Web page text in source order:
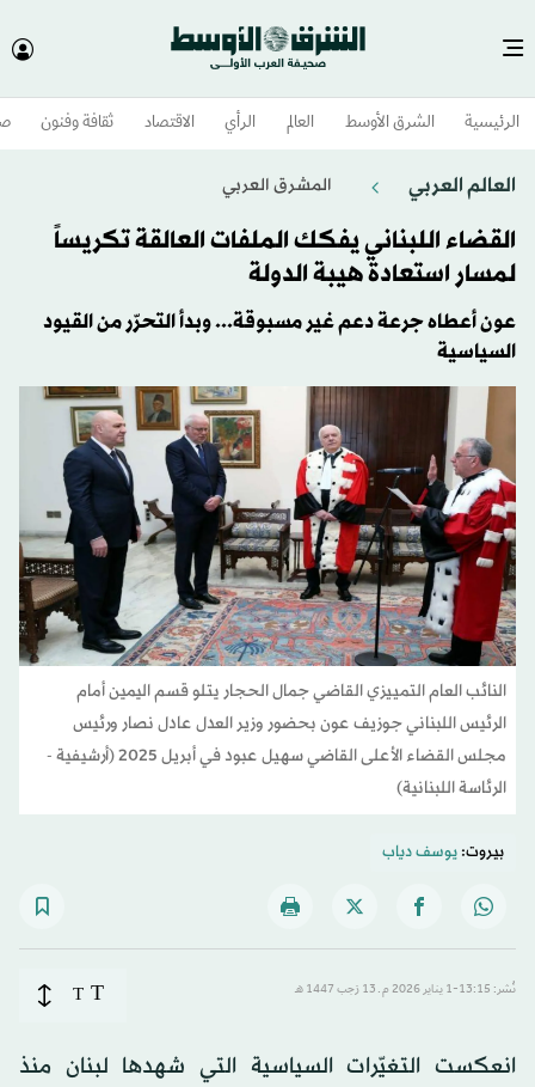
الرئيسية الشرق الأوسط​ العالم الرأي الاقتصاد ثقافة وفنون
العالم العربي المشرق العربي
القضاء اللبناني يفكك الملفات العالقة تكريساً
لمسار استعادة هيبة الدولة
عون أعطاه جرعة دعم غير مسبوقة... وبدأ التحرّر من القيود
السياسية
النائب العام التمييزي القاضي جمال الحجار يتلو قسم اليمين أمام
الرئيس اللبناني جوزيف عون بحضور وزير العدل عادل نصار ورئيس
مجلس القضاء الأعلى القاضي سهيل عبود في أبريل 2025 (أرشيفية -
الرئاسة اللبنانية)
بيروت:يوسف دياب
نُشر: 13:15-1 يناير 2026 م ـ 13 رَجب 1447 هـ T
T
انعكست التغيّرات السياسية التي شهدها لبنان منذ